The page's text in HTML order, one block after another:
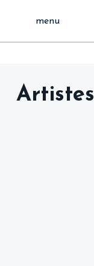
menu
Artistes